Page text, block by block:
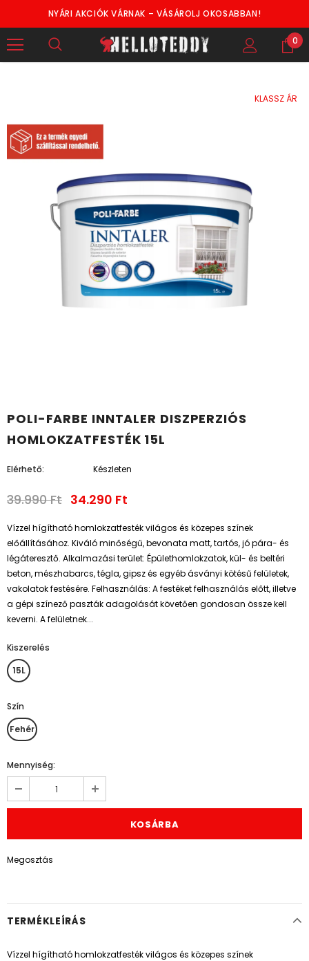
NYÁRI AKCIÓK VÁRNAK – VÁSÁROLJ OKOSABBAN!
0
KLASSZ ÁR
POLI-FARBE INNTALER DISZPERZIÓS
HOMLOKZATFESTÉK 15L
Elérhető: Készleten
39.990 Ft 34.290 Ft
Vízzel hígítható homlokzatfesték világos és közepes színek
előállításához. Kiváló minőségű, bevonata matt, tartós, jó pára- és
légáteresztő. Alkalmazási terület: Épülethomlokzatok, kül- és beltéri
beton, mészhabarcs, tégla, gipsz és egyéb ásványi kötésű felületek,
vakolatok festésére. Felhasználás: A festéket felhasználás előtt, illetve
a gépi színező paszták adagolását követően gondosan össze kell
keverni. A felületnek...
Kiszerelés
15L
Szín
Fehér
Mennyiség:
Megosztás
TERMÉKLEÍRÁS
Vízzel hígítható homlokzatfesték világos és közepes színek